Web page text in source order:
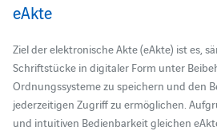
eAkte
Ziel der elektronische Akte (eAkte) ist es,
Schriftstücke in digitaler Form unter
Ordnungssysteme zu speichern und den
jederzeitigen Zugriff zu ermöglichen.
und intuitiven Bedienbarkeit gleichen